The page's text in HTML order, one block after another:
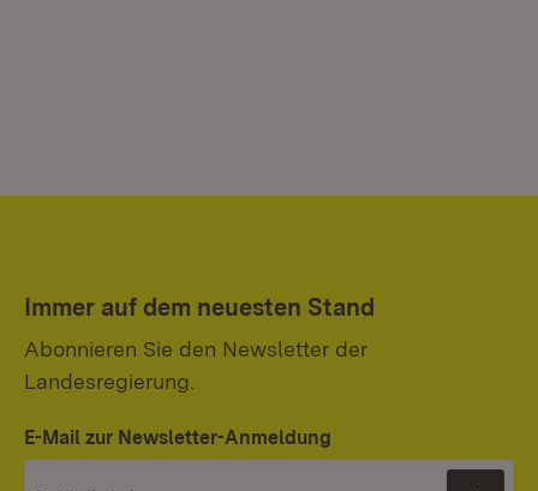
Immer auf dem neuesten Stand
Abonnieren Sie den Newsletter der
Landesregierung.
E-Mail zur Newsletter-Anmeldung